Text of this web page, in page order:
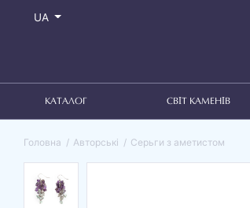
UA
КАТАЛОГ СВІТ КАМЕНІВ
Головна Авторські Серьги з аметистом